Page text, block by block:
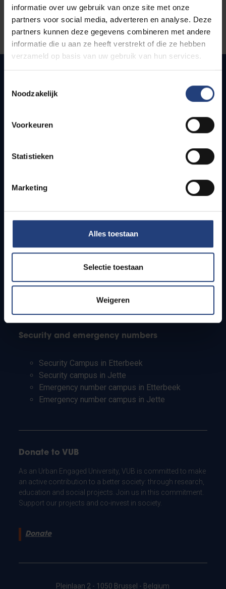
informatie over uw gebruik van onze site met onze
partners voor social media, adverteren en analyse. Deze
partners kunnen deze gegevens combineren met andere
informatie die u aan ze heeft verstrekt of die ze hebben
verzameld op basis van uw gebruik van hun services.
Noodzakelijk
Voorkeuren
Statistieken
Marketing
Alles toestaan
Selectie toestaan
Weigeren
Quick links
How to get to the VUB campuses
Students
PhD students
Teachers and secondary schools
Working students
Security and emergency numbers
Security Campus in Etterbeek
Security campus in Jette
Emergency number campus in Etterbeek
Emergency number campus in Jette
Donate to VUB
As an Urban Engaged University, VUB is committed to make
an active contribution to a better society: through research,
education and social projects. Join us in this commitment.
Support our projects and co-invest in society.
Donate
Pleinlaan 2 - 1050 Brussel - Belgium